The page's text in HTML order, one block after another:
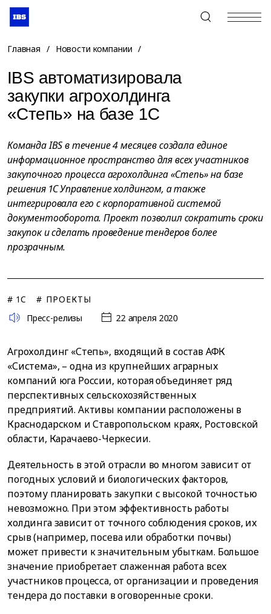
+7 (495) 967-80-80
Главная / Новости компании /
IBS автоматизировала
закупки агрохолдинга
«Степь» на базе 1С
Команда IBS в течение 4 месяцев создала единое
информационное пространство для всех участников
закупочного процесса агрохолдинга «Степь» на базе
решения 1С Управление холдингом, а также
интегрировала его с корпоративной системой
документооборота. Проект позволил сократить сроки
закупок и сделать проведение тендеров более
прозрачным.
# 1C
# ПРОЕКТЫ
Пресс-релизы
22 апреля 2020
Агрохолдинг «Степь», входящий в состав АФК
«Система», – одна из крупнейших аграрных
компаний юга России, которая объединяет ряд
перспективных сельскохозяйственных
предприятий. Активы компании расположены в
Краснодарском и Ставропольском краях, Ростовской
области, Карачаево-Черкесии.
Деятельность в этой отрасли во многом зависит от
погодных условий и биологических факторов,
поэтому планировать закупки с высокой точностью
невозможно. При этом эффективность работы
холдинга зависит от точного соблюдения сроков, их
срыв (например, посева или обработки почвы)
может привести к значительным убыткам. Большое
значение приобретает слаженная работа всех
участников процесса, от организации и проведения
тендера до поставки в оговоренные сроки.